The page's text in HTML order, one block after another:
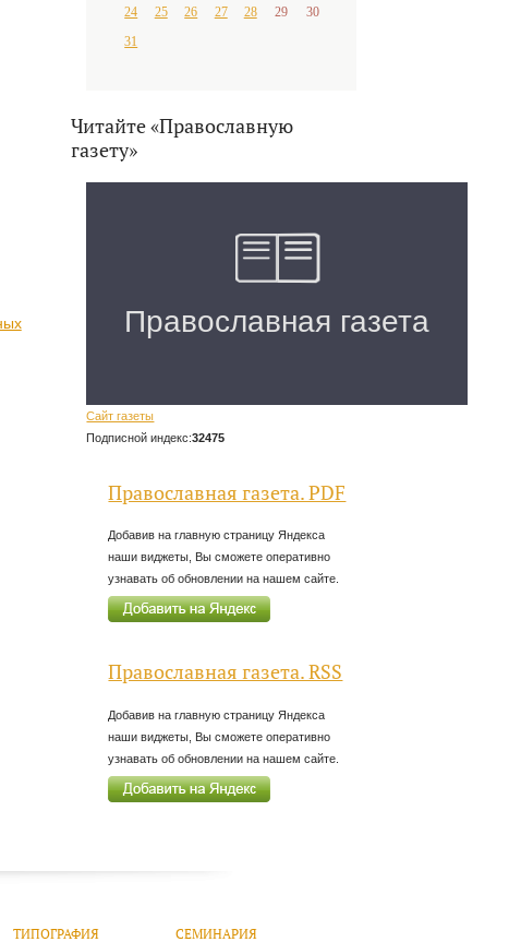
24
25 26 27 28 29
30
31
Читайте «Православную
газету»
Сайт газеты
Подписной индекс:32475
Православная газета. PDF
Добавив на главную страницу Яндекса
наши виджеты, Вы сможете оперативно
узнавать об обновлении на нашем сайте.
Православная газета. RSS
Добавив на главную страницу Яндекса
наши виджеты, Вы сможете оперативно
узнавать об обновлении на нашем сайте.
ТИПОГРАФИЯ СЕМИНАРИЯ